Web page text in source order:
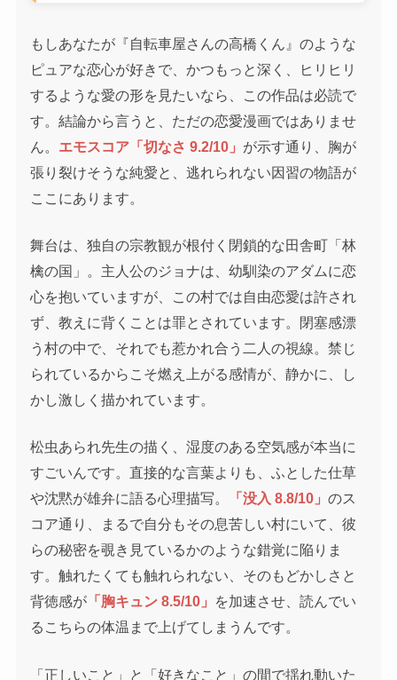
もしあなたが『自転車屋さんの高橋くん』のような
ピュアな恋心が好きで、かつもっと深く、ヒリヒリ
するような愛の形を見たいなら、この作品は必読で
す。結論から言うと、ただの恋愛漫画ではありませ
ん。 エモスコア「切なさ 9.2/10」 が示す通り、胸が
張り裂けそうな純愛と、逃れられない因習の物語が
ここにあります。
舞台は、独自の宗教観が根付く閉鎖的な田舎町「林
檎の国」。主人公のジョナは、幼馴染のアダムに恋
心を抱いていますが、この村では自由恋愛は許され
ず、教えに背くことは罪とされています。閉塞感漂
う村の中で、それでも惹かれ合う二人の視線。禁じ
られているからこそ燃え上がる感情が、静かに、し
かし激しく描かれています。
松虫あられ先生の描く、湿度のある空気感が本当に
すごいんです。直接的な言葉よりも、ふとした仕草
や沈黙が雄弁に語る心理描写。
「没入 8.8/10」のス
コア通り、まるで自分もその息苦しい村にいて、彼
らの秘密を覗き見ているかのような錯覚に陥りま
す。触れたくても触れられない、そのもどかしさと
背徳感が 「胸キュン 8.5/10」
を加速させ、読んでい
るこちらの体温まで上げてしまうんです。
「正しいこと」と「好きなこと」の間で揺れ動いた